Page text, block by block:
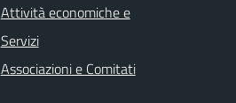
Attività economiche e
Servizi
Associazioni e Comitati